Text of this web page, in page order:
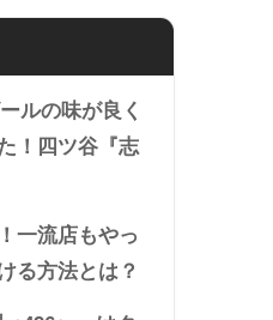
ルの味が良く
！四ツ谷『志
一流店もやっ
る方法とは？